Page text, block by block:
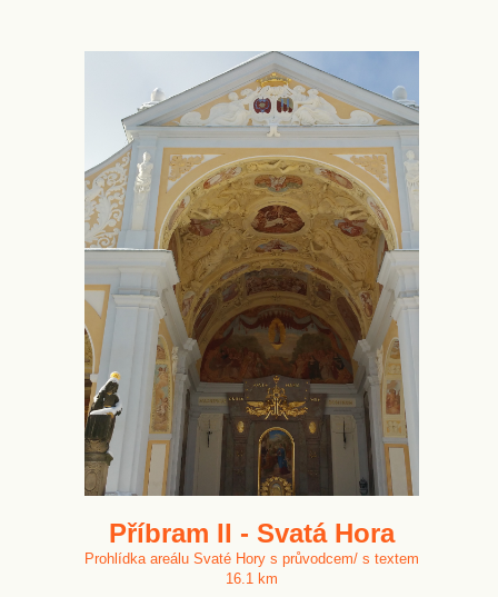
Příbram II - Svatá Hora
Prohlídka areálu Svaté Hory s průvodcem/ s textem
16.1 km